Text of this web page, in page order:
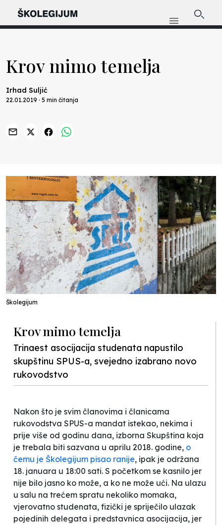
Krov mimo temelja
Irhad Suljić
22.01.2019 · 5 min čitanja
Školegijum
Krov mimo temelja
Trinaest asocijacija studenata napustilo
skupštinu SPUS-a, svejedno izabrano novo
rukovodstvo
Nakon što je svim članovima i članicama
rukovodstva SPUS-a mandat istekao, nekima i
prije više od godinu dana, izborna Skupština koja
je trebala biti sazvana u aprilu 2018. godine, o
čemu je Školegijum pisao ranije, ipak je održana
18. januara u 18:00 sati. S početkom se kasnilo jer
nije bilo jasno ko može, a ko ne može ući. Na ulazu
u salu na trećem spratu nekoliko momaka,
vjerovatno studenata, fizički je spriječilo ulazak
pojedinih delegata i predstavnica asocijacija, jer